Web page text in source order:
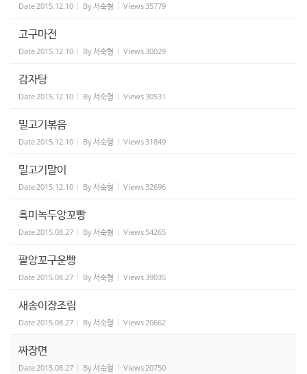
Date2015.12.10 By서숙형 Views35779
고구마전
Date2015.12.10 By서숙형 Views30029
감자탕
Date2015.12.10 By서숙형 Views30531
밀고기볶음
Date2015.12.10 By서숙형 Views31849
밀고기말이
Date2015.12.10 By서숙형 Views32696
흑미녹두앙꼬빵
Date2015.08.27 By서숙형 Views 54265
팥앙꼬구운빵
Date2015.08.27 By서숙형 Views39035
새송이장조림
Date2015.08.27 By서숙형 Views20662
짜장면
Date2015.08.27 By서숙형 Views20750